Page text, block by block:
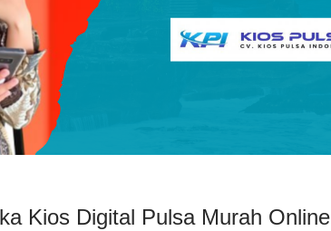
Kios Digital Pulsa Murah Online